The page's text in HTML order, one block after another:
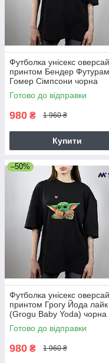
Футболка унісекс
принтом Бендер
Гомер Сімпсони чорна
Готово до відправки
980 ₴ 1 960 ₴
Купити
–50%
Футболка унісекс
принтом Грогу Йода лайк
(Grogu Baby Yoda) чорна
Готово до відправки
980 ₴ 1 960 ₴